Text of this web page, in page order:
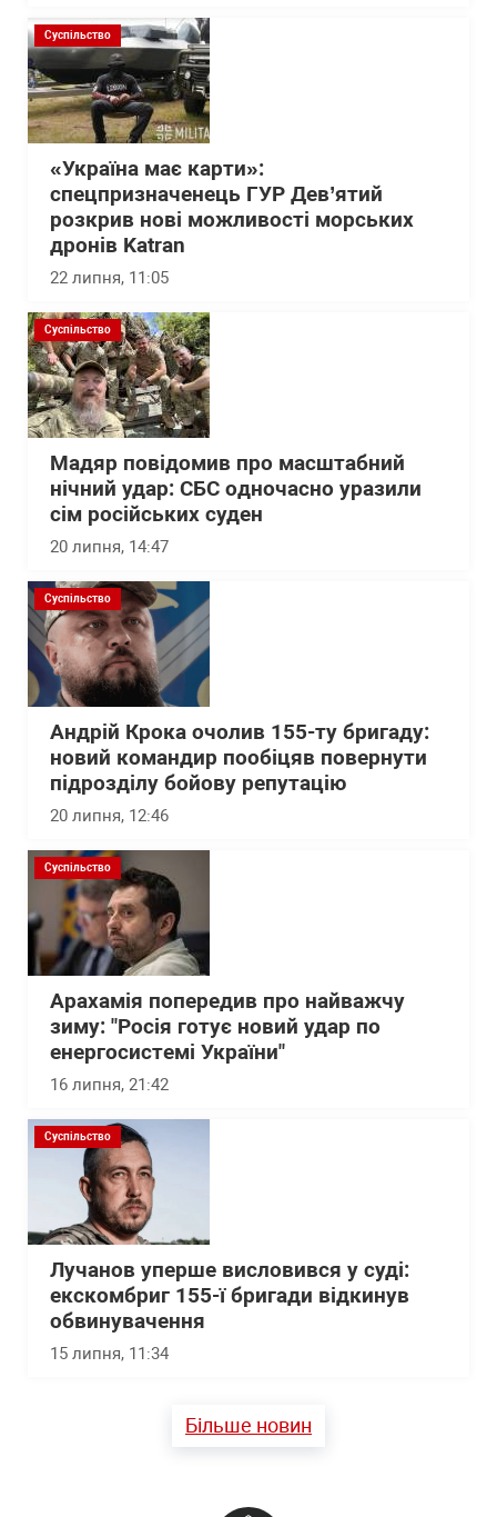
Суспільство
«Україна має карти»:
спецпризначенець ГУР Дев’ятий
розкрив нові можливості морських
дронів Katran
22 липня, 11:05
Суспільство
Мадяр повідомив про масштабний
нічний удар: СБС одночасно уразили
сім російських суден
20 липня, 14:47
Суспільство
Андрій Крока очолив 155-ту бригаду:
новий командир пообіцяв повернути
підрозділу бойову репутацію
20 липня, 12:46
Суспільство
Арахамія попередив про найважчу
зиму: "Росія готує новий удар по
енергосистемі України"
16 липня, 21:42
Суспільство
Лучанов уперше висловився у суді:
екскомбриг 155-ї бригади відкинув
обвинувачення
15 липня, 11:34
Більше новин